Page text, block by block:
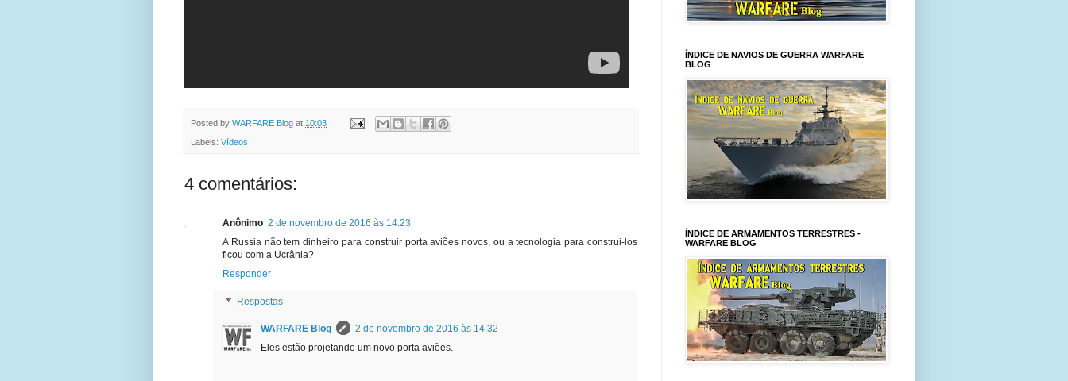
Posted by WARFARE Blog at 10:03
Labels: Vídeos
4 comentários:
Anônimo 2 de novembro de 2016 às 14:23
A Russia não tem dinheiro para construir porta aviões novos, ou a tecnologia para construi-los
ficou com a Ucrânia?
Responder
Respostas
WARFARE Blog
2 de novembro de 2016 às 14:32
Eles estão projetando um novo porta aviões.
ÍNDICE DE NAVIOS DE GUERRA WARFARE
BLOG
ÍNDICE DE ARMAMENTOS TERRESTRES -
WARFARE BLOG